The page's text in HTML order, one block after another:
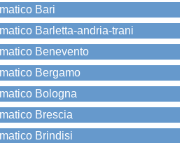
Bari
Barletta-andria-trani
Benevento
Bergamo
Bologna
Brescia
Brindisi